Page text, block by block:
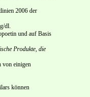
2006 der
dl.
und auf Basis
Produkte, die
von einigen
können